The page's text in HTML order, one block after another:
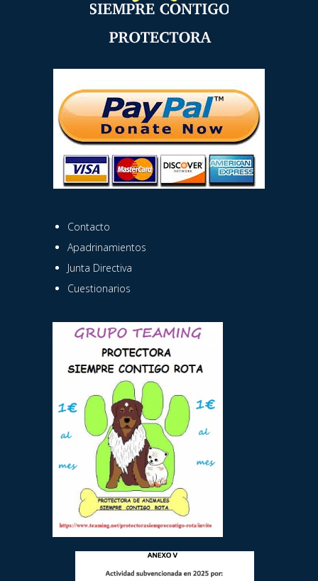
Contacto
Apadrinamientos
Junta Directiva
Cuestionarios